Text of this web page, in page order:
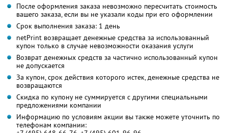
После оформления заказа невозможно пересчитать стоимость
вашего заказа, если вы не указали коды при его оформлении
Срок выполнения заказа: 1 день
netPrint возвращает денежные средства за использованный
купон только в случае невозможности оказания услуги
Возврат денежных средств за частично использованный купон
не допускается
За купон, срок действия которого истек, денежные средства не
возвращаются
Скидка по купону не суммируется с другими специальными
предложениями компании
Информацию по условиям акции вы также можете уточнить по
телефонам компании: